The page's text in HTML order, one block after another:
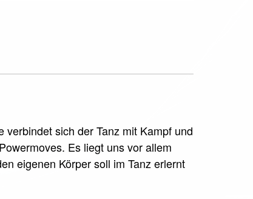
sich der Tanz mit Kampf und
Es liegt uns vor allem
eigenen Körper soll im Tanz erlernt